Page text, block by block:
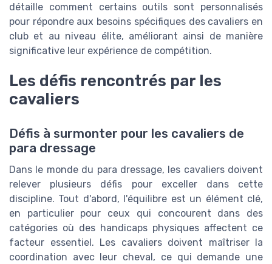
détaille comment certains outils sont personnalisés
pour répondre aux besoins spécifiques des cavaliers en
club et au niveau élite, améliorant ainsi de manière
significative leur expérience de compétition.
Les défis rencontrés par les
cavaliers
Défis à surmonter pour les cavaliers de
para dressage
Dans le monde du para dressage, les cavaliers doivent
relever plusieurs défis pour exceller dans cette
discipline. Tout d'abord, l'équilibre est un élément clé,
en particulier pour ceux qui concourent dans des
catégories où des handicaps physiques affectent ce
facteur essentiel. Les cavaliers doivent maîtriser la
coordination avec leur cheval, ce qui demande une